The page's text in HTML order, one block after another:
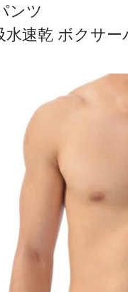
ンツ
速乾 ボクサ